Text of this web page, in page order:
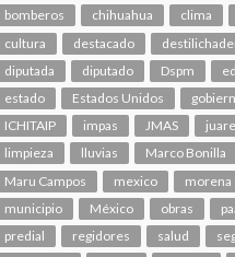
bomberos
chihuahua clima
cultura
destacado
diputada
diputado Dspm
estado
Estados Unidos
ICHITAIP
impas JMAS
limpieza
lluvias
Marco Bonilla
Maru Campos
mexico morena
municipio
México obras
predial
regidores salud